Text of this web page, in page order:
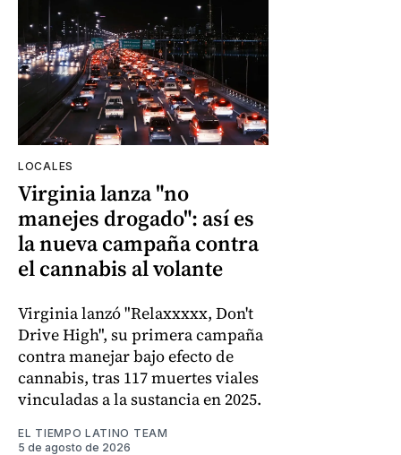
LOCALES
Virginia lanza "no
manejes drogado": así es
la nueva campaña contra
el cannabis al volante
Virginia lanzó "Relaxxxxx, Don't
Drive High", su primera campaña
contra manejar bajo efecto de
cannabis, tras 117 muertes viales
vinculadas a la sustancia en 2025.
EL TIEMPO LATINO TEAM
5 de agosto de 2026